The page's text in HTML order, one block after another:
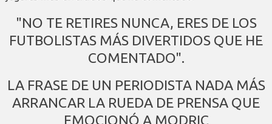
"NO TE RETIRES NUNCA, ERES DE LOS
FUTBOLISTAS MÁS DIVERTIDOS QUE HE
COMENTADO".
LA FRASE DE UN PERIODISTA NADA MÁS
ARRANCAR LA RUEDA DE PRENSA QUE
EMOCIONÓ A MODRIC